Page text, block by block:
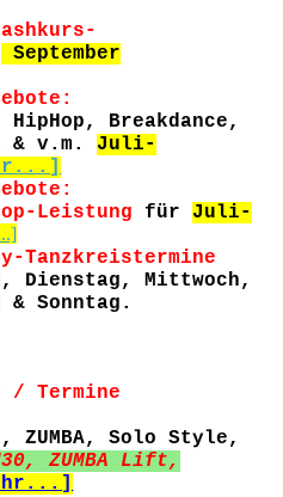
September
Breakdance,
& v.m. Juli-
Leistung für Juli-
Tanzkreistermine
Dienstag, Mittwoch,
Sonntag.
/ Termine
ZUMBA, Solo Style,
, ZUMBA Lift,